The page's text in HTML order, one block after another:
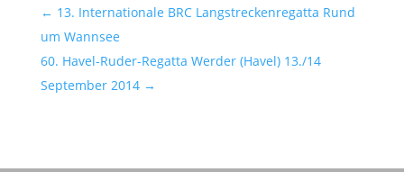
← 13. Internationale BRC Langstreckenregatta Rund
um Wannsee
60. Havel-Ruder-Regatta Werder (Havel) 13./14
September 2014→